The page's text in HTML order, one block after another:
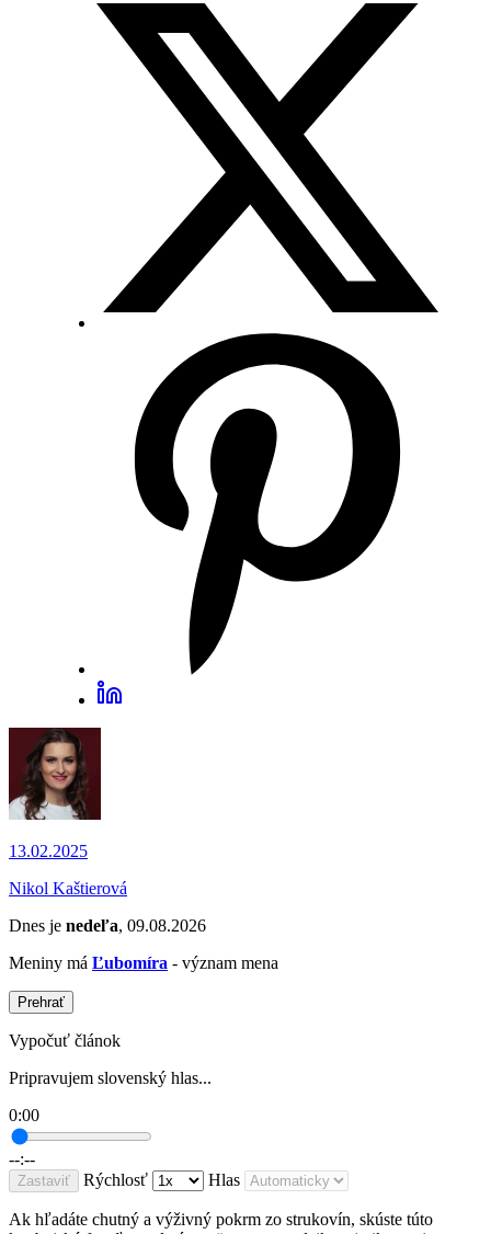
13.02.2025
Nikol Kaštierová
Dnes je nedeľa, 09.08.2026
Meniny má Ľubomíra - význam mena
Prehrať
Vypočuť článok
Pripravujem slovenský hlas...
0:00
--:--
Zastaviť Rýchlosť Hlas
Ak hľadáte chutný a výživný pokrm zo strukovín, skúste túto